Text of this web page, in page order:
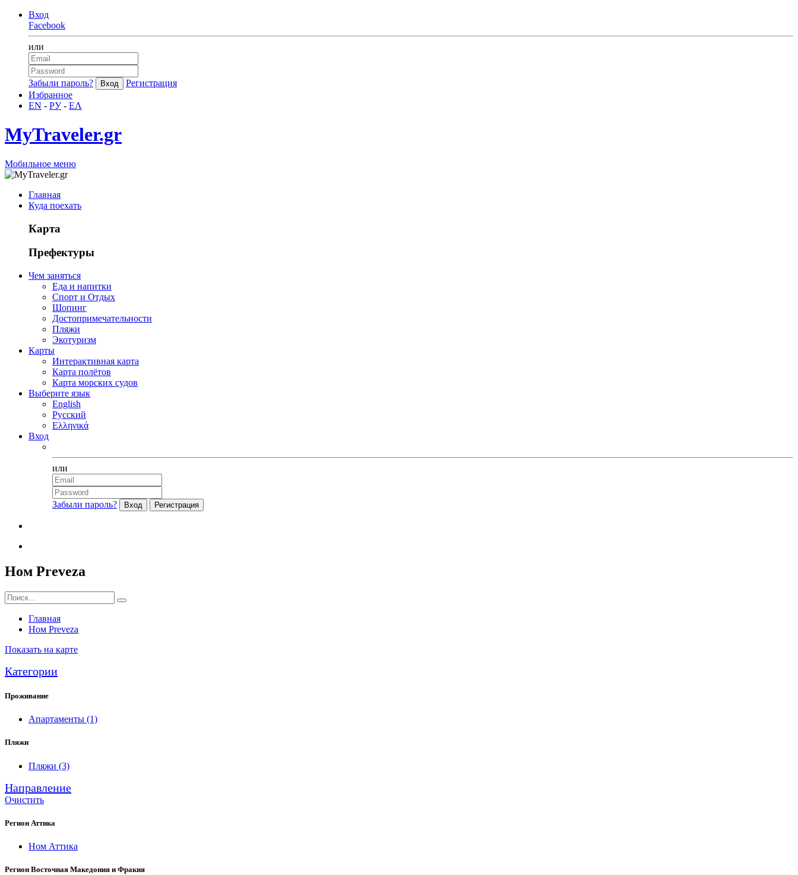
Вход
Facebook
или
Забыли пароль?
Регистрация
Избранное
EN - РУ- ΕΛ
MyTraveler.gr
Мобильное меню
Главная
Куда поехать
Карта
Префектуры
Чем заняться
Еда и напитки
Спорт и Отдых
Шопинг
Достопримечательности
Пляжи
Экотуризм
Карты
Интерактивная карта
Карта полётов
Карта морских судов
Выберите язык
English
Русский
Ελληνικά
Вход
или
Забыли пароль?
Ном Preveza
Главная
Ном Preveza
Показать на карте
Категории
Проживание
Апартаменты (1)
Пляжи
Пляжи (3)
Направление
Очистить
Регион Аттика
Ном Аттика
Регион Восточная Македония и Фракия